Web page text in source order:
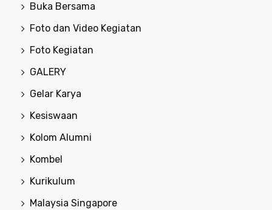
Buka Bersama
Foto dan Video Kegiatan
Foto Kegiatan
GALERY
Gelar Karya
Kesiswaan
Kolom Alumni
Kombel
Kurikulum
Malaysia Singapore